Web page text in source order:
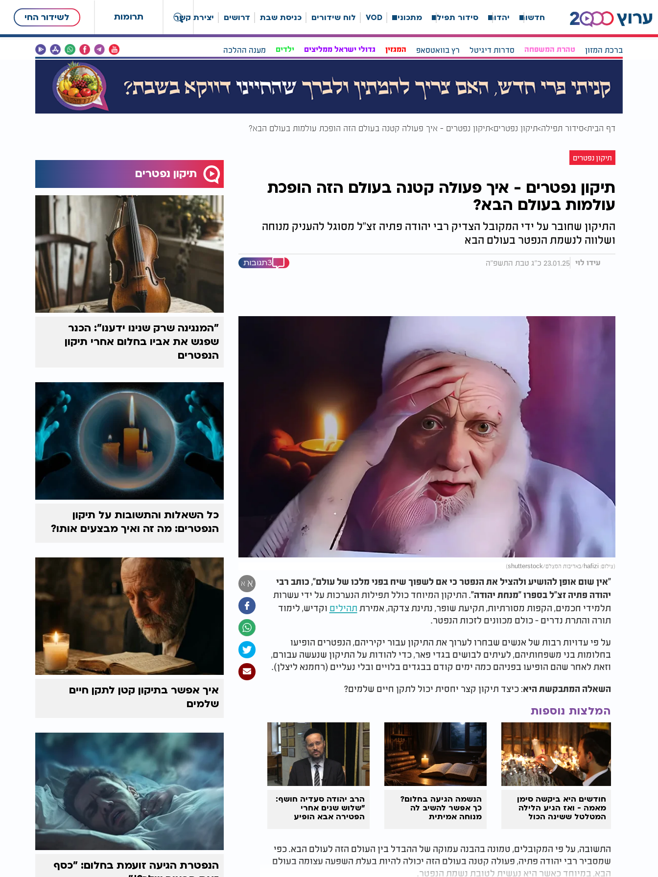
תרומות לשידור החי חדשות יהדות סידור תפילה מתכונים VOD לוח שידורים כניסת שבת דרושים יצירת קשר
ברכת המזון טהרת המשפחה סדרות דיגיטל רץ בוואטסאפ המגזין גדולי ישראל ממליצים ילדים מענה ההלכה
דף הבית סידור תפילה תיקון נפטרים תיקון נפטרים - איך פעולה קטנה בעולם הזה הופכת עולמות בעולם הבא?
תיקון נפטרים
תיקון נפטרים - איך פעולה קטנה בעולם הזה הופכת
עולמות בעולם הבא?
התיקון שחובר על ידי המקובל הצדיק רבי יהודה פתיה זצ"ל מסוגל להעניק מנוחה
ושלווה לנשמת הנפטר בעולם הבא
עידו לוי 23.01.25 כ"ג טבת התשפ"ה 3תגובות
(צילום: hafizi/באדיבות המצלם/shutterstock)
א א
"אין שום אופן להושיע ולהציל את הנפטר כי אם לשפוך שיח בפני מלכו של עולם", כותב רבי
יהודה פתיה זצ"ל בספרו "מנחת יהודה". התיקון המיוחד כולל תפילות הנערכות על ידי עשרות
תלמידי חכמים, הקפות מסורתיות, תקיעת שופר, נתינת צדקה, אמירת תהילים וקדיש, לימוד
תורה והתרת נדרים - כולם מכוונים לזכות הנפטר.
על פי עדויות רבות של אנשים שבחרו לערוך את התיקון עבור יקיריהם, הנפטרים הופיעו
בחלומות בני משפחותיהם, לעיתים לבושים בגדי פאר, כדי להודות על התיקון שנעשה עבורם,
וזאת לאחר שהם הופיעו בפניהם כמה ימים קודם בבגדים בלויים ובלי נעליים (רחמנא ליצלן).
השאלה המתבקשת היא: כיצד תיקון קצר יחסית יכול לתקן חיים שלמים?
המלצות נוספות
חודשים היא ביקשה סימן
מאמה - ואז הגיע הלילה
המטלטל ששינה הכול
הנשמה הגיעה בחלום?
כך אפשר להשיב לה
מנוחה אמיתית
הרב יהודה סעדיה חושף:
"שלוש שנים אחרי
הפטירה אבא הופיע
התשובה, על פי המקובלים, טמונה בהבנה עמוקה של ההבדל בין העולם הזה לעולם הבא. כפי
שמסביר רבי יהודה פתיה, פעולה קטנה בעולם הזה יכולה להיות בעלת השפעה עצומה בעולם
הבא, במיוחד כאשר היא נעשית לטובת נשמת הנפטר.
תיקון נפטרים
"המנגינה שרק שנינו ידענו": הכנר
שפגש את אביו בחלום אחרי תיקון
הנפטרים
כל השאלות והתשובות על תיקון
הנפטרים: מה זה ואיך מבצעים אותו?
איך אפשר בתיקון קטן לתקן חיים
שלמים
הנפטרת הגיעה זועמת בחלום: "כסף